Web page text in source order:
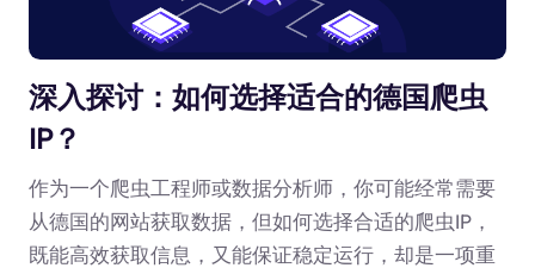
深入探讨：如何选择适合的德国爬虫
IP？
作为一个爬虫工程师或数据分析师，你可能经常需要
从德国的网站获取数据，但如何选择合适的爬虫IP，
既能高效获取信息，又能保证稳定运行，却是一项重